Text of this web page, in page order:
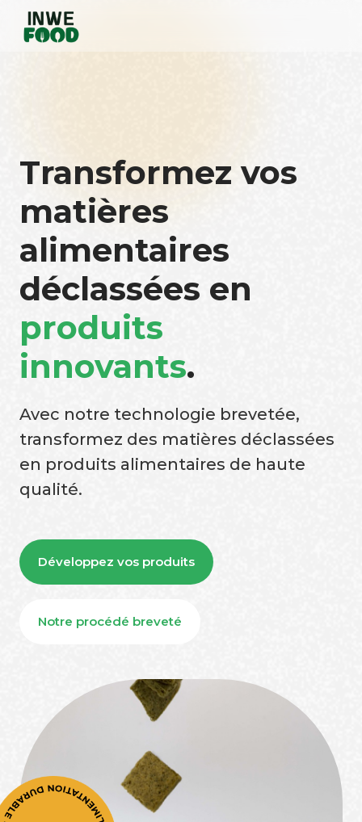
Transformez vos
matières
alimentaires
déclassées en
produits
innovants.
Avec notre technologie brevetée,
transformez des matières déclassées
en produits alimentaires de haute
qualité.
Développez vos produits
Notre procédé breveté